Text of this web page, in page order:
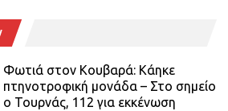
Φωτιά στον Κουβαρά: Κάηκε
πτηνοτροφική μονάδα – Στο σημείο
ο Τουρνάς, 112 για εκκένωση